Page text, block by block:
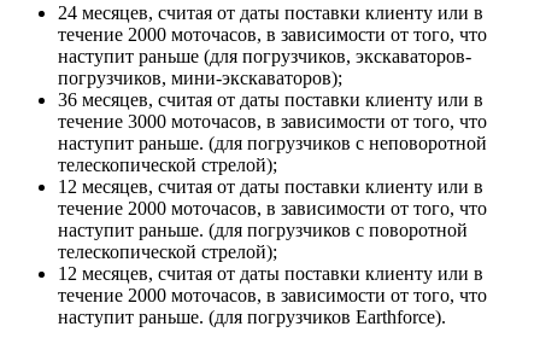
24 месяцев, считая от даты поставки клиенту или в
течение 2000 моточасов, в зависимости от того, что
наступит раньше (для погрузчиков, экскаваторов-
погрузчиков, мини-экскаваторов);
36 месяцев, считая от даты поставки клиенту или в
течение 3000 моточасов, в зависимости от того, что
наступит раньше. (для погрузчиков с неповоротной
телескопической стрелой);
12 месяцев, считая от даты поставки клиенту или в
течение 2000 моточасов, в зависимости от того, что
наступит раньше. (для погрузчиков с поворотной
телескопической стрелой);
12 месяцев, считая от даты поставки клиенту или в
течение 2000 моточасов, в зависимости от того, что
наступит раньше. (для погрузчиков Earthforce).